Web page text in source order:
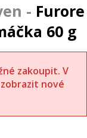
Furore
60 g
zakoupit. V
nové